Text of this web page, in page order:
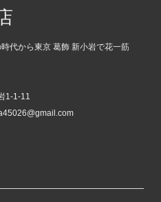
代から東京 葛飾 新小岩で花一筋
1-1-11